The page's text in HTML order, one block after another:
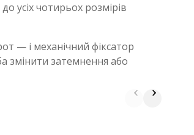
усіх чотирьох розмірів
— і механічний фіксатор
змінити затемнення або